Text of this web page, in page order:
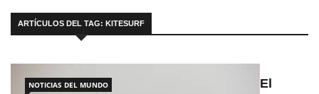
ARTÍCULOS DEL TAG: KITESURF
NOTICIAS DEL MUNDO El